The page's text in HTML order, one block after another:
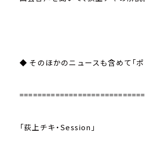
◆ そのほかのニュースも含めて「
「荻上チキ・Session」